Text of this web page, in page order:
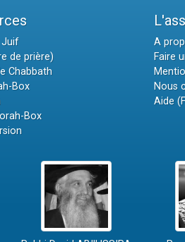
Juif
de prière)
Chabbath
Box
Box
A
Faire
Nous
Aide